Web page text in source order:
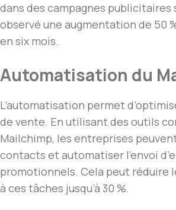
dans des campagnes publicitaires
observé une augmentation de 50
en six mois.
Automatisation du
L’automatisation permet
de vente. En utilisant des outils
Mailchimp, les entreprises
contacts et automatiser l’envoi
promotionnels. Cela peut réduire
à ces tâches jusqu’à 30 %.